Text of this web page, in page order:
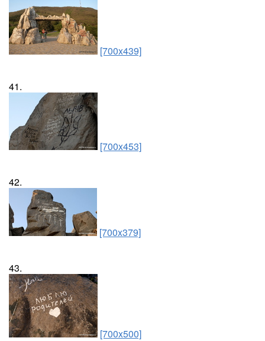
[700x439]
41.
[700x453]
42.
[700x379]
43.
[700x500]